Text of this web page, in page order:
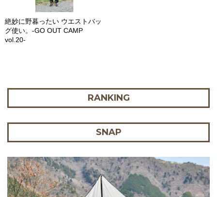
絶妙に野暮ったい ウエストバッ
グ使い。-GO OUT CAMP
vol.20-
RANKING
SNAP